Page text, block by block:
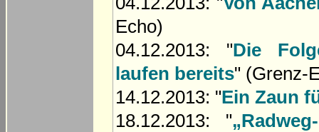
Echo)
04.12.2013: "Die
laufen bereits" (Grenz-
14.12.2013: "Ein Zaun
18.12.2013: "